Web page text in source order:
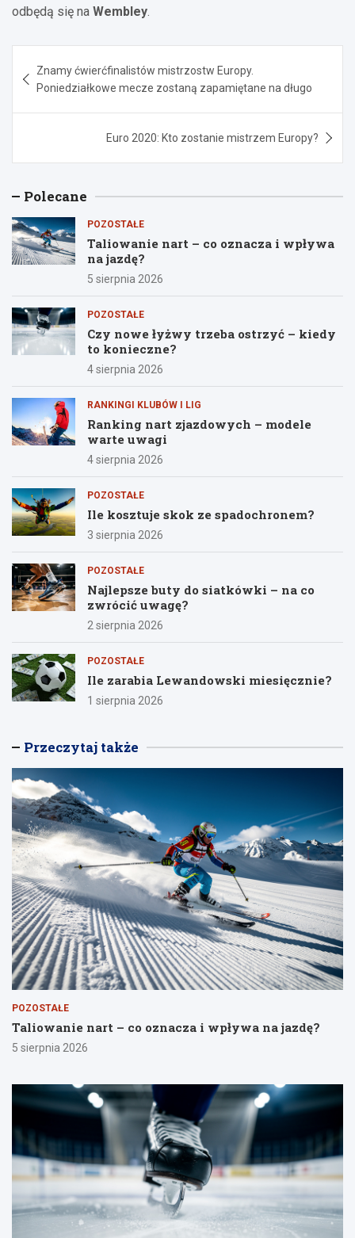
odbędą się na Wembley.
wpisu
Znamy ćwierćfinalistów mistrzostw Europy.
Poniedziałkowe mecze zostaną zapamiętane na długo
Euro 2020: Kto zostanie mistrzem Europy?
Polecane
POZOSTAŁE
Taliowanie nart – co oznacza i wpływa
na jazdę?
5 sierpnia 2026
POZOSTAŁE
Czy nowe łyżwy trzeba ostrzyć – kiedy
to konieczne?
4 sierpnia 2026
RANKINGI KLUBÓW I LIG
Ranking nart zjazdowych – modele
warte uwagi
4 sierpnia 2026
POZOSTAŁE
Ile kosztuje skok ze spadochronem?
3 sierpnia 2026
POZOSTAŁE
Najlepsze buty do siatkówki – na co
zwrócić uwagę?
2 sierpnia 2026
POZOSTAŁE
Ile zarabia Lewandowski miesięcznie?
1 sierpnia 2026
Przeczytaj także
POZOSTAŁE
Taliowanie nart – co oznacza i wpływa na jazdę?
5 sierpnia 2026